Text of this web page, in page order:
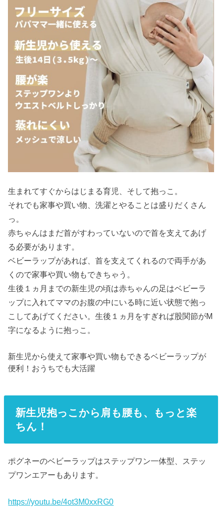
生まれてすぐからはじまる育児、そして抱っこ。
それでも家事や買い物、洗濯とやることは盛りだくさん
っ。
赤ちゃんはまだ首がすわっていないので首を支えてあげ
る必要があります。
ベビーラップがあれば、首を支えてくれるので両手があ
くので家事や買い物もできちゃう。
生後１ヵ月までの新生児の頃は赤ちゃんの足はベビーラ
ップに入れてママのお腹の中にいる時に近い状態で抱っ
こしてあげてください。生後１ヵ月をすぎれば股関節がM
字になるように抱っこ。
新生児から使えて家事や買い物もできるベビーラップが
便利！おうちでも大活躍
新生児抱っこから肩も腰も、もっと楽
ちん！
ポグネーのベビーラップはステップワン一体型、ステッ
プワンエアーもあります。
https://youtu.be/4ot3M0xxRG0